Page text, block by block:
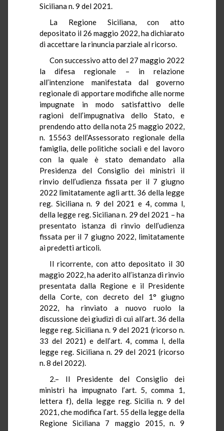
Siciliana n. 9 del 2021.
La Regione Siciliana, con atto
depositato il 26 maggio 2022, ha dichiarato
di accettare la rinuncia parziale al ricorso.
Con successivo atto del 27 maggio 2022
la difesa regionale – in relazione
all’intenzione manifestata dal governo
regionale di apportare modifiche alle norme
impugnate in modo satisfattivo delle
ragioni dell’impugnativa dello Stato, e
prendendo atto della nota 25 maggio 2022,
n. 15563 dell’Assessorato regionale della
famiglia, delle politiche sociali e del lavoro
con la quale è stato demandato alla
Presidenza del Consiglio dei ministri il
rinvio dell’udienza fissata per il 7 giugno
2022 limitatamente agli artt. 36 della legge
reg. Siciliana n. 9 del 2021 e 4, comma l,
della legge reg. Siciliana n. 29 del 2021 – ha
presentato istanza di rinvio dell’udienza
fissata per il 7 giugno 2022, limitatamente
ai predetti articoli.
Il ricorrente, con atto depositato il 30
maggio 2022, ha aderito all’istanza di rinvio
presentata dalla Regione e il Presidente
della Corte, con decreto del 1° giugno
2022, ha rinviato a nuovo ruolo la
discussione dei giudizi di cui all’art. 36 della
legge reg. Siciliana n. 9 del 2021 (ricorso n.
33 del 2021) e dell’art. 4, comma l, della
legge reg. Siciliana n. 29 del 2021 (ricorso
n. 8 del 2022).
2.– Il Presidente del Consiglio dei
ministri ha impugnato l’art. 5, comma 1,
lettera f), della legge reg. Sicilia n. 9 del
2021, che modifica l’art. 55 della legge della
Regione Siciliana 7 maggio 2015, n. 9